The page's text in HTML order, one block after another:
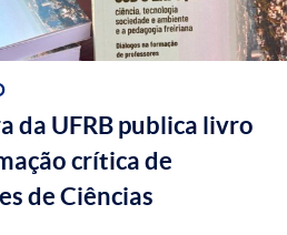
da UFRB publica livro
crítica de
de Ciências